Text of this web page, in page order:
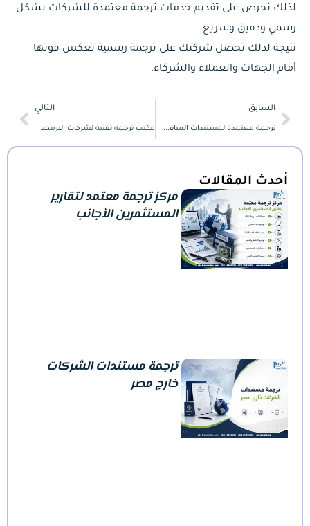
أحدث المقالات
مركز ترجمة معتمد لتقارير
المستثمرين الأجانب
ترجمة مستندات الشركات
خارج مصر
لذلك نحرص على تقديم خدمات ترجمة معتمدة للشركات بشكل
رسمي ودقيق وسريع.
نتيجة لذلك تحصل شركتك على ترجمة رسمية تعكس قوتها
أمام الجهات والعملاء والشركاء.
Prev
السابق
ترجمة معتمدة لمستندات المناقصات والممارسات وعروض الأسعار للشركات
التالي
مكتب ترجمة تقنية لشركات البرمجيات والتكنولوجيا